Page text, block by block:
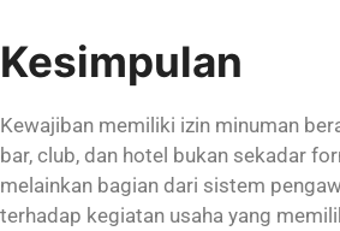
Kesimpulan
Kewajiban memiliki izin minuman
bar, club, dan hotel bukan sekadar
melainkan bagian dari sistem
terhadap kegiatan usaha yang